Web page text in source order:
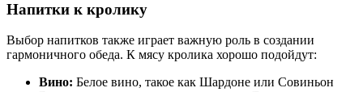
Напитки к кролику
Выбор напитков также играет важную роль в создании
гармоничного обеда. К мясу кролика хорошо подойдут:
Вино: Белое вино, такое как Шардоне или Совиньон